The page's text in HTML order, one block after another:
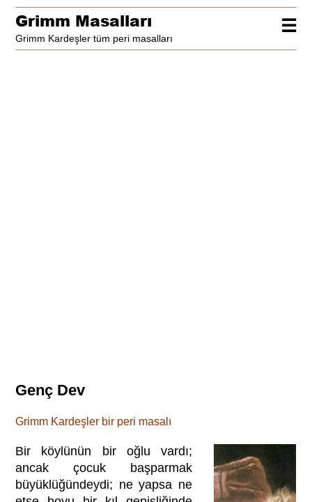
☰
Grimm Masalları
Grimm Kardeşler tüm peri masalları
Genç Dev
Grimm Kardeşler bir peri masalı
Bir köylünün bir oğlu vardı;
ancak çocuk başparmak
büyüklüğündeydi; ne yapsa ne